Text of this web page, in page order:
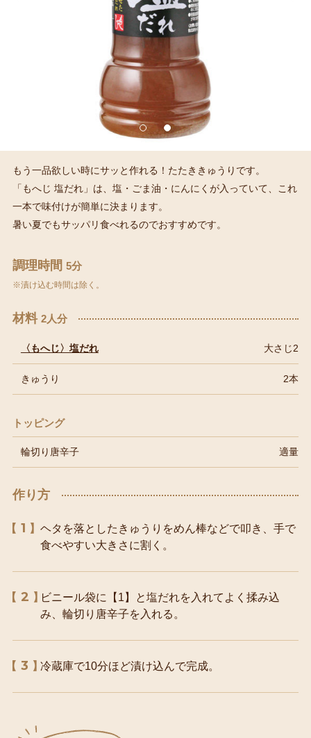
もう一品欲しい時にサッと作れる！たたききゅうりです。
「もへじ 塩だれ」は、塩・ごま油・にんにくが入っていて、これ
一本で味付けが簡単に決まります。
暑い夏でもサッパリ食べれるのでおすすめです。
調理時間 5分
※漬け込む時間は除く。
材料 2人分
〈もへじ〉塩だれ 大さじ2
きゅうり 2本
トッピング
輪切り唐辛子 適量
作り方
1
ヘタを落としたきゅうりをめん棒などで叩き、手で
食べやすい大きさに割く。
2
ビニール袋に【1】と塩だれを入れてよく揉み込
み、輪切り唐辛子を入れる。
3 冷蔵庫で10分ほど漬け込んで完成。